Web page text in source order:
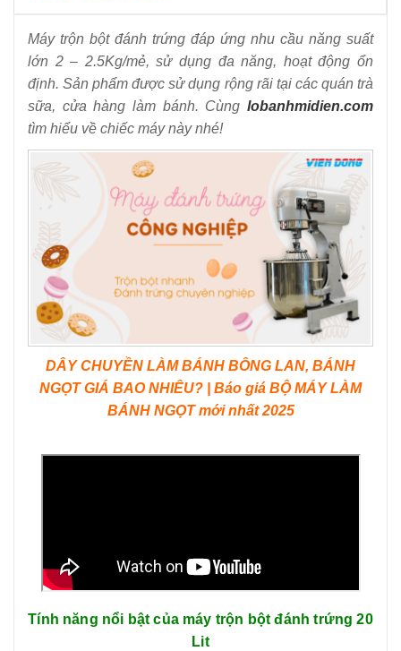
Máy trộn bột đánh trứng đáp ứng nhu cầu năng suất
lớn 2 – 2.5Kg/mẻ, sử dụng đa năng, hoạt động ổn
định. Sản phẩm được sử dụng rộng rãi tại các quán trà
sữa, cửa hàng làm bánh. Cùng lobanhmidien.com
tìm hiểu về chiếc máy này nhé!
DÂY CHUYỀN LÀM BÁNH BÔNG LAN, BÁNH
NGỌT GIÁ BAO NHIÊU? | Báo giá BỘ MÁY LÀM
BÁNH NGỌT mới nhất 2025
Tính năng nổi bật của máy trộn bột đánh trứng 20
Lit